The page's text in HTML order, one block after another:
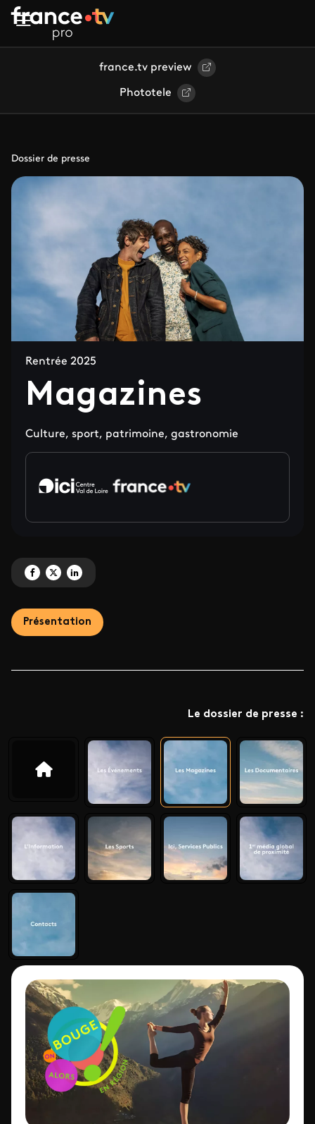
Aller au contenu principal
france.tv preview
Phototele
Dossier de presse
Rentrée 2025
Magazines
Culture, sport, patrimoine, gastronomie
Partagez 'Magazines' sur Facebook
Partagez 'Magazines' sur X
Partagez 'Magazines' sur LinkedIn
Présentation
Le dossier de presse :